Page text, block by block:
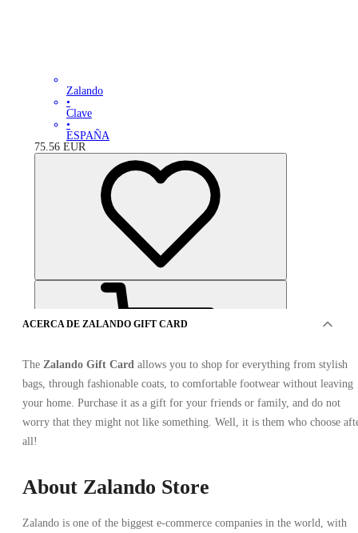
Zalando
•
Clave
•
ESPAÑA
75.56 EUR
OFERTAS DE 8VENDEDORES
ACERCA DE ZALANDO GIFT CARD
The Zalando Gift Card allows you to shop for everything from stylish
bags, through fashionable coats, to comfortable footwear without leaving
your home. Purchase it as a gift for your friends or family, and do not
worry that they might not like something. Well, it is them who choose
all!
About Zalando Store
Zalando is one of the biggest e-commerce companies in the world, with